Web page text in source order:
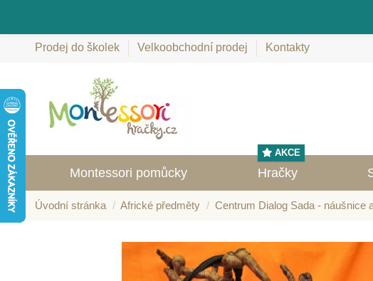
Prodej do školek Velkoobchodní prodej Kontakty
Montessori pomůcky Hračky
AKCE
Úvodní stránka Africké předměty Centrum Dialog Sada - náušnice